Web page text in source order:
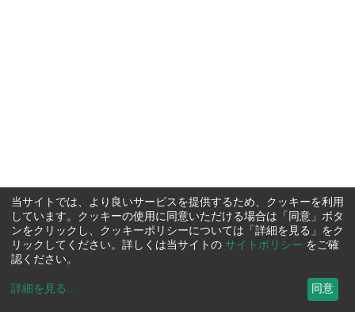
当サイトでは、より良いサービスを提供するため、クッキーを利用
しています。クッキーの使用に同意いただける場合は「同意」ボタ
ンをクリックし、クッキーポリシーについては「詳細を見る」をク
リックしてください。詳しくは当サイトの サイトポリシー をご確
認ください。
詳細を見る ... 同意